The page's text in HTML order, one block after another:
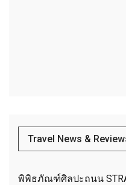
Travel News &
พิพิธภัณฑ์ศิลปะถนน